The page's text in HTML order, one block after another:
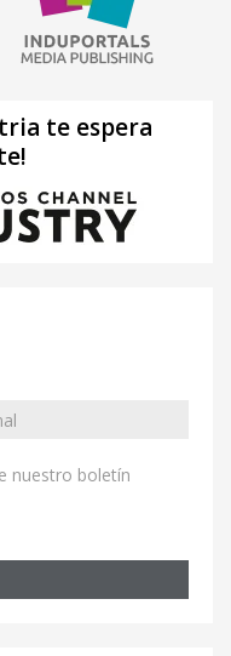
te espera
nuestro boletín